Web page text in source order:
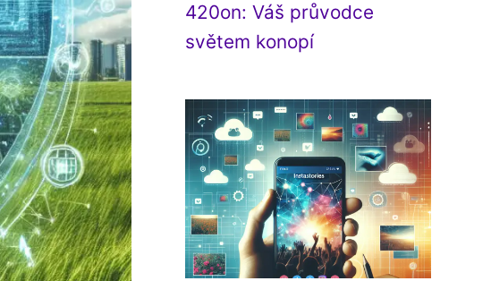
420on: Váš průvodce
světem konopí